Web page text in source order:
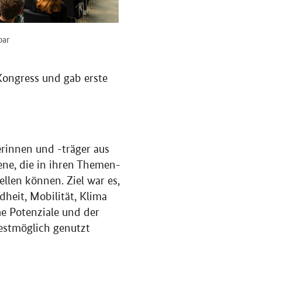
und gab erste
und -träger aus
die in ihren Themen-
können. Ziel war es,
Mobilität, Klima
Potenziale und der
genutzt